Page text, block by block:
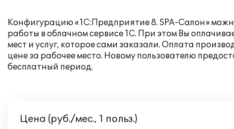
Конфигурацию «1С:Предприятие 8. SPA-Салон»
работы в облачном сервисе 1С. При этом Вы
мест и услуг, которое сами заказали. Оплата
цене за рабочее место. Новому пользователю
бесплатный период.
Цена (руб./мес., 1 польз.)